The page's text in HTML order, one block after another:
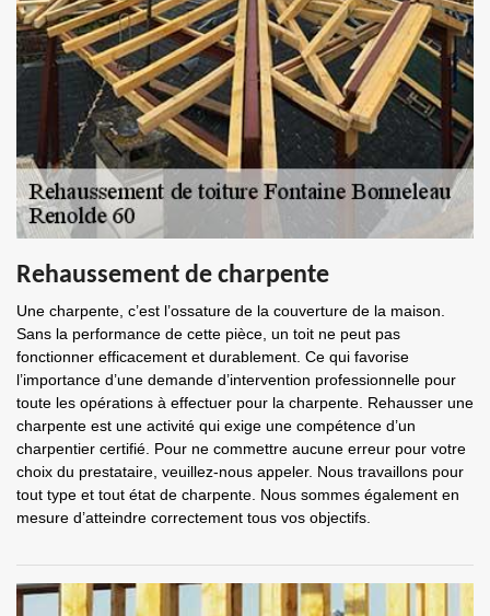
Rehaussement de charpente
Une charpente, c’est l’ossature de la couverture de la maison.
Sans la performance de cette pièce, un toit ne peut pas
fonctionner efficacement et durablement. Ce qui favorise
l’importance d’une demande d’intervention professionnelle pour
toute les opérations à effectuer pour la charpente. Rehausser une
charpente est une activité qui exige une compétence d’un
charpentier certifié. Pour ne commettre aucune erreur pour votre
choix du prestataire, veuillez-nous appeler. Nous travaillons pour
tout type et tout état de charpente. Nous sommes également en
mesure d’atteindre correctement tous vos objectifs.